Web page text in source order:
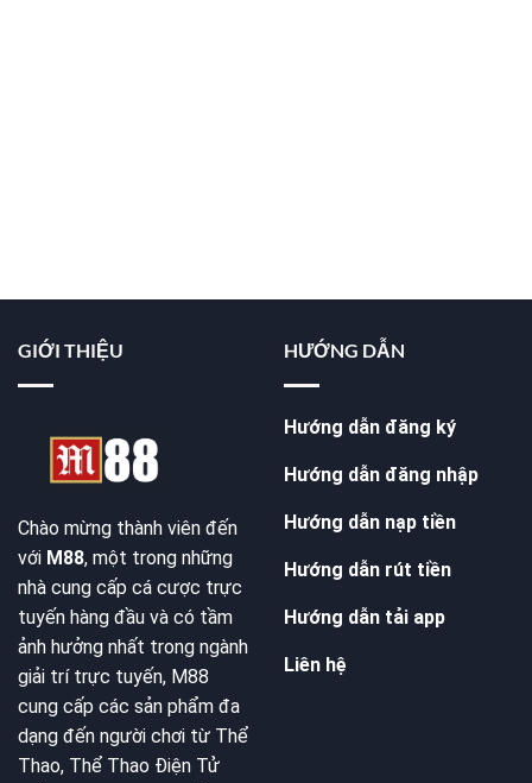
GIỚI THIỆU
Chào mừng thành viên đến
với M88, một trong những
nhà cung cấp cá cược trực
tuyến hàng đầu và có tầm
ảnh hưởng nhất trong ngành
giải trí trực tuyến, M88
cung cấp các sản phẩm đa
dạng đến người chơi từ Thể
Thao, Thể Thao Điện Tử
HƯỚNG DẪN
Hướng dẫn đăng ký
Hướng dẫn đăng nhập
Hướng dẫn nạp tiền
Hướng dẫn rút tiền
Hướng dẫn tải app
Liên hệ